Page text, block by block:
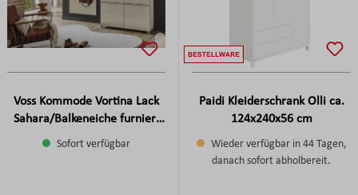
Voss Kommode Vortina Lack
Sahara/Balkeneiche furniert
ca. 125x123x37 cm
Sofort verfügbar
Paidi Kleiderschrank Olli ca.
124x240x56 cm
Wieder verfügbar in 44 Tagen,
danach sofort abholbereit.